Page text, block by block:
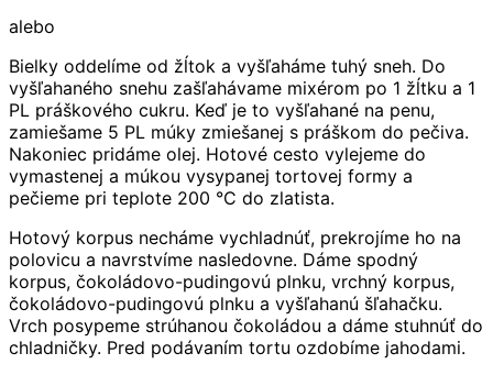
alebo
Bielky oddelíme od žĺtok a vyšľaháme tuhý sneh. Do
vyšľahaného snehu zašľahávame mixérom po 1 žĺtku a 1
PL práškového cukru. Keď je to vyšľahané na penu,
zamiešame 5 PL múky zmiešanej s práškom do pečiva.
Nakoniec pridáme olej. Hotové cesto vylejeme do
vymastenej a múkou vysypanej tortovej formy a
pečieme pri teplote 200 °C do zlatista.
Hotový korpus necháme vychladnúť, prekrojíme ho na
polovicu a navrstvíme nasledovne. Dáme spodný
korpus, čokoládovo-pudingovú plnku, vrchný korpus,
čokoládovo-pudingovú plnku a vyšľahanú šľahačku.
Vrch posypeme strúhanou čokoládou a dáme stuhnúť do
chladničky. Pred podávaním tortu ozdobíme jahodami.